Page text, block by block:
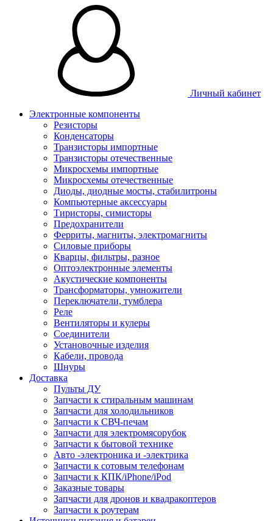
Личный кабинет
Электронные компоненты
Резисторы
Конденсаторы
Транзисторы импортные
Транзисторы отечественные
Микросхемы импортные
Микросхемы отечественные
Диоды, диодные мосты, стабилитроны
Компьютерные аксессуары
Тиристоры, симисторы
Предохранители
Ферриты, магниты, электромагниты
Силовые приборы
Кварцы, фильтры, разное
Оптоэлектронные элементы
Акустические компоненты
Трансформаторы, умножители
Переключатели, тумблера
Реле
Вентиляторы и кулеры
Соединители
Установочные изделия
Кабели, провода
Шнуры
Доставка
Пульты ДУ
Запчасти к стиральным машинам
Запчасти для холодильников
Запчасти к СВЧ-печам
Запчасти для электромясорубок
Запчасти к бытовой технике
Авто -электроника и -электрика
Запчасти к сотовым телефонам
Запчасти к КПК/iPhone/iPod
Заказные товары
Запчасти для дронов и квадракоптеров
Запчасти к роутерам